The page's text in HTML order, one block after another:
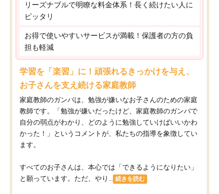
リーズナブルで明瞭な料金体系！長く続けたい人に
ピッタリ
お得で使いやすいサービスが満載！保護者の方の負
担も軽減
学習を「楽習」に！頑張れるきっかけを与え、
お子さんを支え続ける家庭教師
家庭教師のガンバは、勉強が嫌いなお子さんのための家庭
教師です。「勉強が嫌いだったけど、家庭教師のガンバで
自分の弱点がわかり、どのように勉強していけばいいかわ
かった！」というコメントが、私たちの指導を象徴してい
ます。
すべてのお子さんは、本心では「できるようになりたい」
と願っています。ただ、やり...
続きを読む